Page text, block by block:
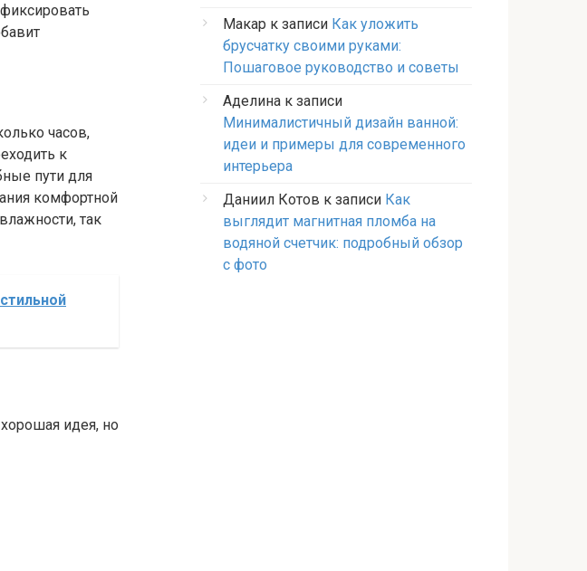
часов,
к
пути для
комфортной
так
идея, но
Макар к записи Как уложить
брусчатку своими руками:
Пошаговое руководство и советы
Аделина к записи
Минималистичный дизайн ванной:
идеи и примеры для современного
интерьера
Даниил Котов к записи Как
выглядит магнитная пломба на
водяной счетчик: подробный обзор
с фото